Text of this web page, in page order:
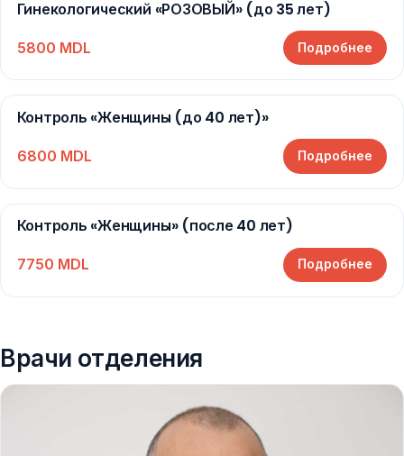
Гинекологический «РОЗОВЫЙ» (до 35 лет)
5800 MDL Подробнее
Контроль «Женщины (до 40 лет)»
6800 MDL Подробнее
Контроль «Женщины» (после 40 лет)
7750 MDL Подробнее
Врачи отделения